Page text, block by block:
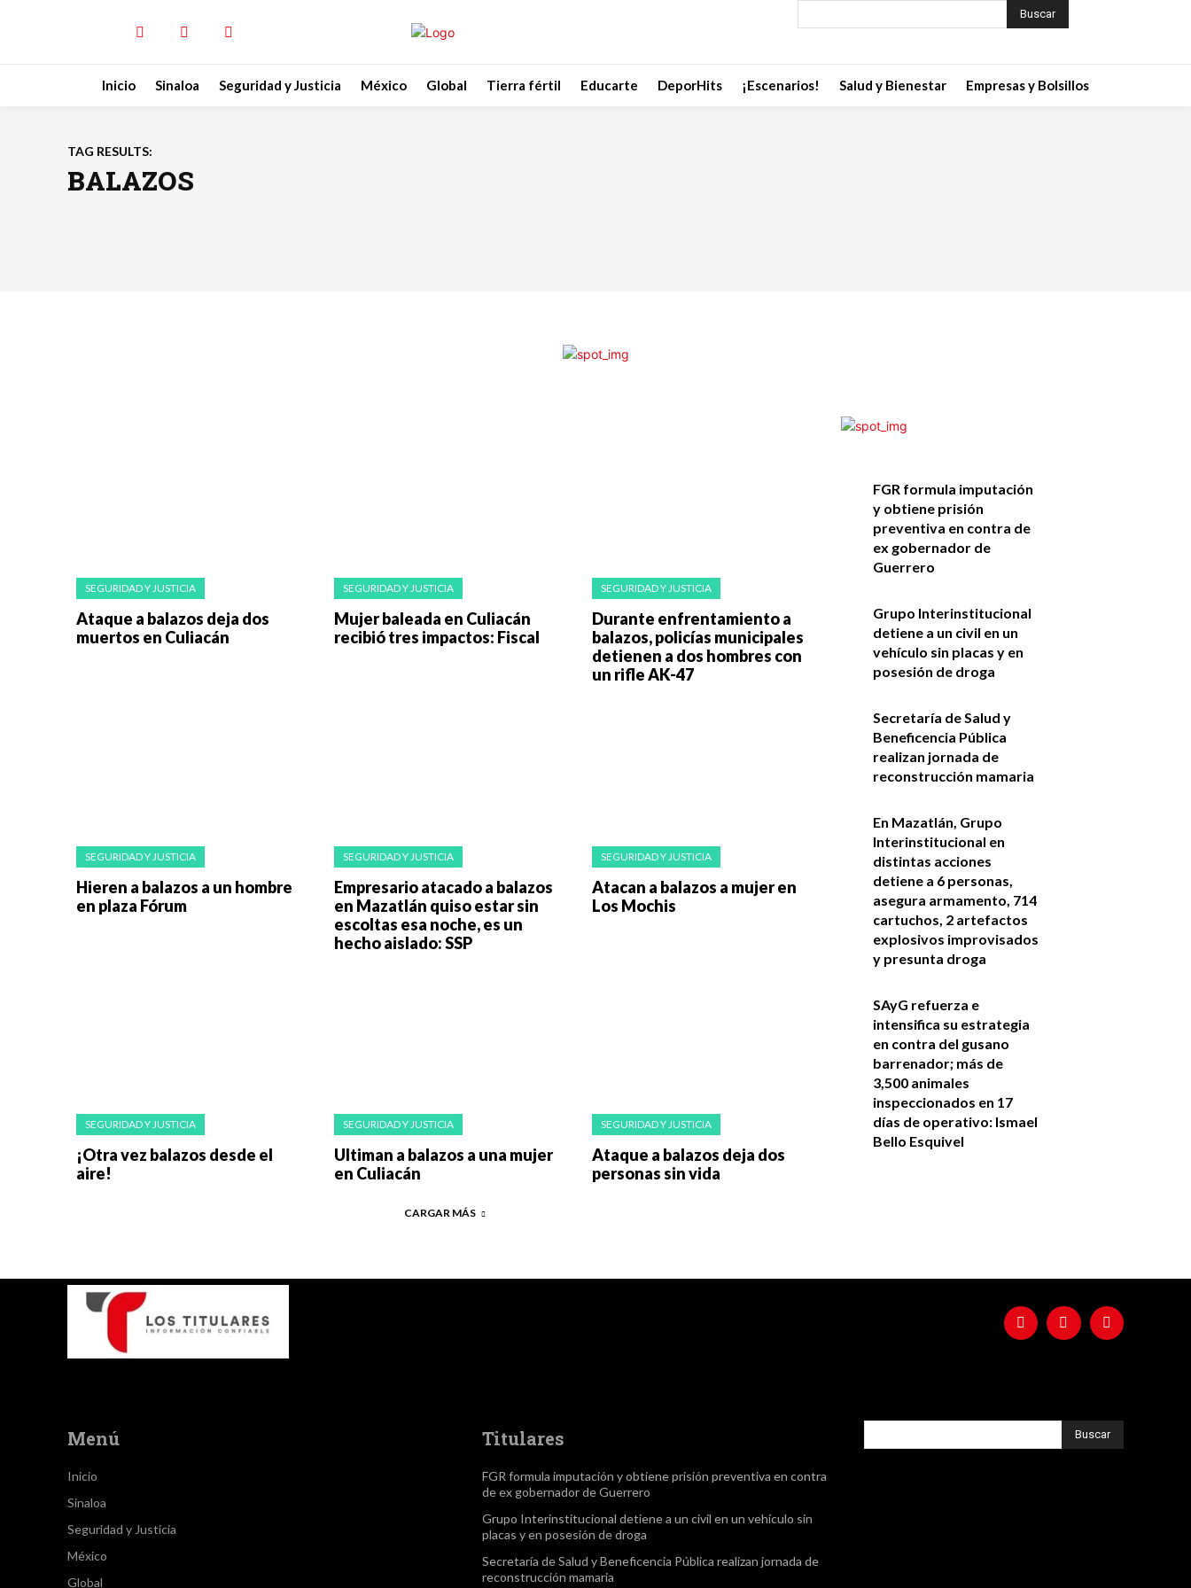
Buscar
Inicio Sinaloa Seguridad y Justicia México Global Tierra fértil Educarte DeporHits ¡Escenarios! Salud y Bienestar Empresas y Bolsillos
TAG RESULTS:
BALAZOS
SEGURIDAD Y JUSTICIA
Ataque a balazos deja dos
muertos en Culiacán
SEGURIDAD Y JUSTICIA
Mujer baleada en Culiacán
recibió tres impactos: Fiscal
SEGURIDAD Y JUSTICIA
Durante enfrentamiento a
balazos, policías municipales
detienen a dos hombres con
un rifle AK-47
SEGURIDAD Y JUSTICIA
Hieren a balazos a un hombre
en plaza Fórum
SEGURIDAD Y JUSTICIA
Empresario atacado a balazos
en Mazatlán quiso estar sin
escoltas esa noche, es un
hecho aislado: SSP
SEGURIDAD Y JUSTICIA
Atacan a balazos a mujer en
Los Mochis
SEGURIDAD Y JUSTICIA
¡Otra vez balazos desde el
aire!
SEGURIDAD Y JUSTICIA
Ultiman a balazos a una mujer
en Culiacán
SEGURIDAD Y JUSTICIA
Ataque a balazos deja dos
personas sin vida
CARGAR MÁS
FGR formula imputación
y obtiene prisión
preventiva en contra de
ex gobernador de
Guerrero
Grupo Interinstitucional
detiene a un civil en un
vehículo sin placas y en
posesión de droga
Secretaría de Salud y
Beneficencia Pública
realizan jornada de
reconstrucción mamaria
En Mazatlán, Grupo
Interinstitucional en
distintas acciones
detiene a 6 personas,
asegura armamento, 714
cartuchos, 2 artefactos
explosivos improvisados
y presunta droga
SAyG refuerza e
intensifica su estrategia
en contra del gusano
barrenador; más de
3,500 animales
inspeccionados en 17
días de operativo: Ismael
Bello Esquivel
Menú
Inicio
Sinaloa
Seguridad y Justicia
México
Global
Titulares
FGR formula imputación y obtiene prisión preventiva en contra
de ex gobernador de Guerrero
Grupo Interinstitucional detiene a un civil en un vehículo sin
placas y en posesión de droga
Secretaría de Salud y Beneficencia Pública realizan jornada de
reconstrucción mamaria
Buscar